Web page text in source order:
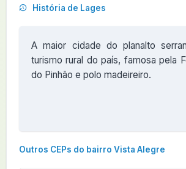
História de Lages
A maior cidade do planalto
turismo rural do país, famosa pela
do Pinhão e polo madeireiro.
Outros CEPs do bairro Vista Alegre